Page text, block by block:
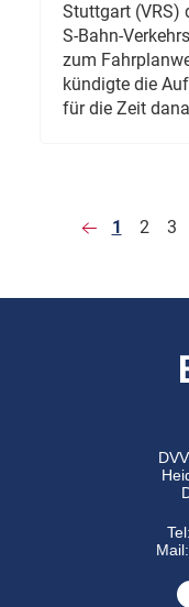
Stuttgart (VRS)
S-Bahn-
zum
kündigte die
für die Zeit
1 2 3
Mail: